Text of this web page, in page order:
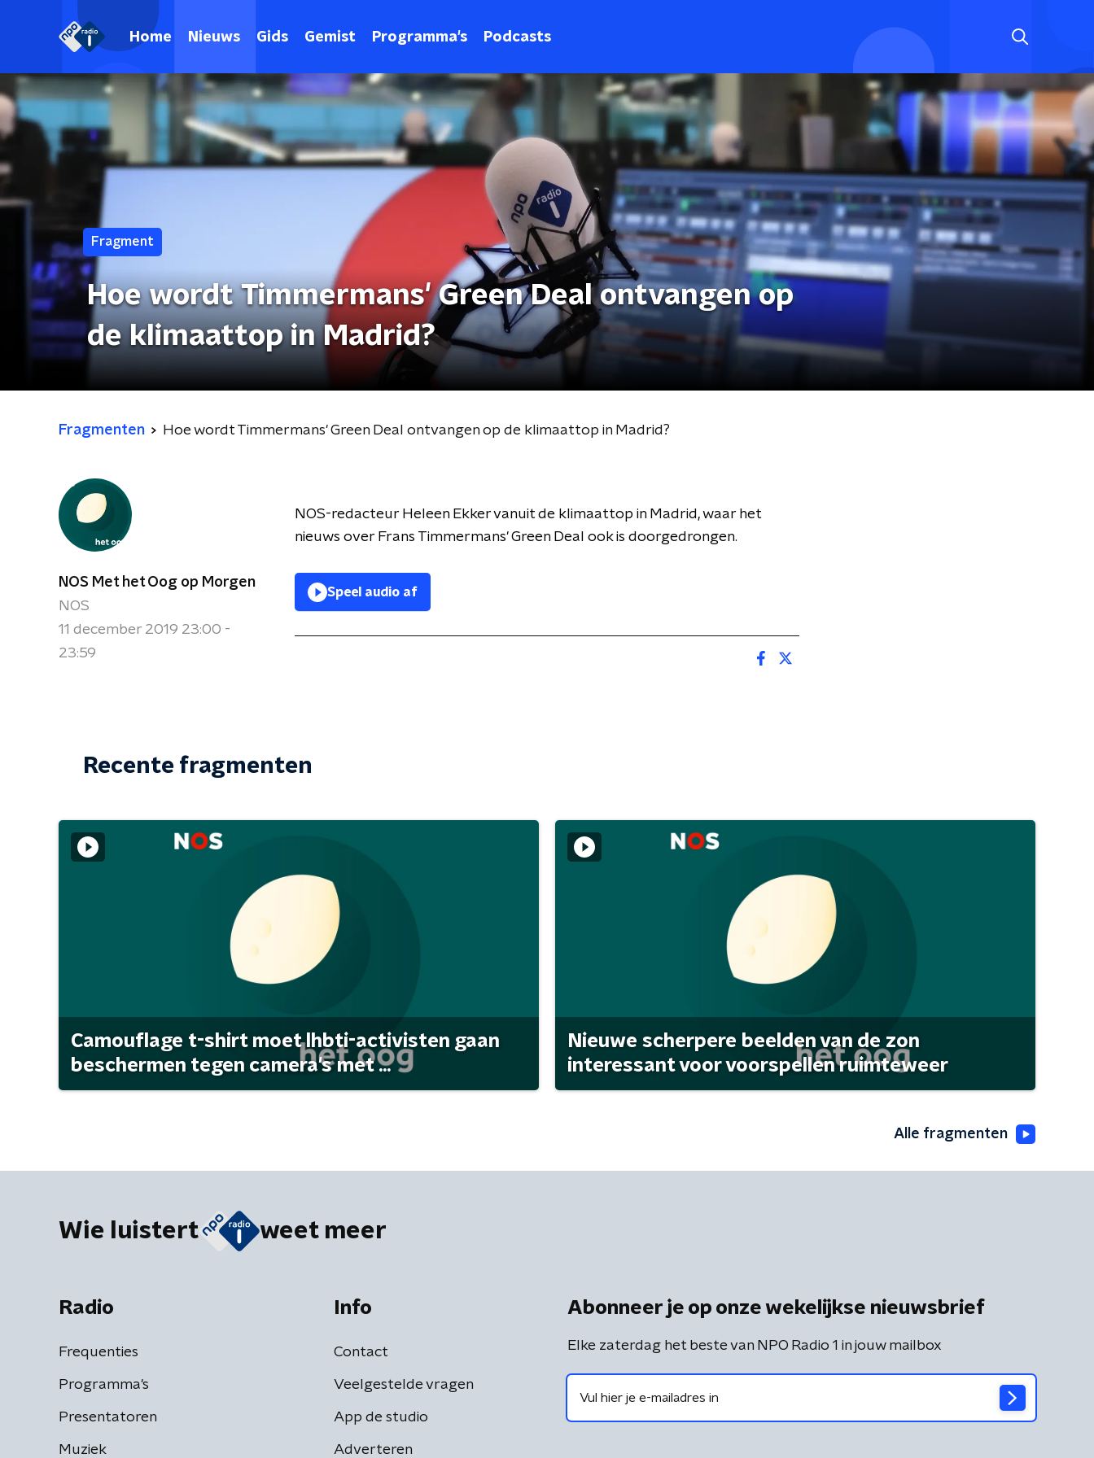
Home Nieuws Gids Gemist Programma's Podcasts
Fragment
Hoe wordt Timmermans' Green Deal ontvangen op
de klimaattop in Madrid?
Fragmenten Hoe wordt Timmermans' Green Deal ontvangen op de klimaattop in Madrid?
NOS Met het Oog op Morgen
NOS
11 december 2019 23:00 -
23:59
NOS-redacteur Heleen Ekker vanuit de klimaattop in Madrid, waar het
nieuws over Frans Timmermans' Green Deal ook is doorgedrongen.
Speel audio af
Recente fragmenten
Camouflage t-shirt moet lhbti-activisten gaan
beschermen tegen camera's met ...
Nieuwe scherpere beelden van de zon
interessant voor voorspellen ruimteweer
Alle fragmenten
Wie luistert weet meer
Radio
Frequenties
Programma's
Presentatoren
Muziek
Info
Contact
Veelgestelde vragen
App de studio
Adverteren
Abonneer je op onze wekelijkse nieuwsbrief
Elke zaterdag het beste van NPO Radio 1 in jouw mailbox